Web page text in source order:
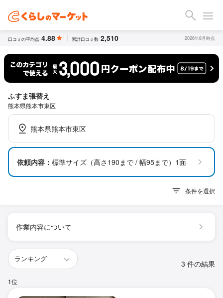
口コミの平均点 4.88 累計口コミ数 2,510 2026年8月時点
ふすま張替え
熊本県熊本市東区
熊本県熊本市東区
依頼内容： 標準サイズ（高さ190まで / 幅95まで）1面
条件を選択
作業内容について
3 件の結果
1位